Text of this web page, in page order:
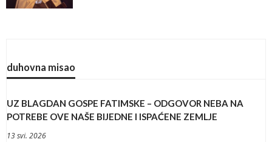
duhovna misao
UZ BLAGDAN GOSPE FATIMSKE – ODGOVOR NEBA NA
POTREBE OVE NAŠE BIJEDNE I ISPAĆENE ZEMLJE
13 svi. 2026